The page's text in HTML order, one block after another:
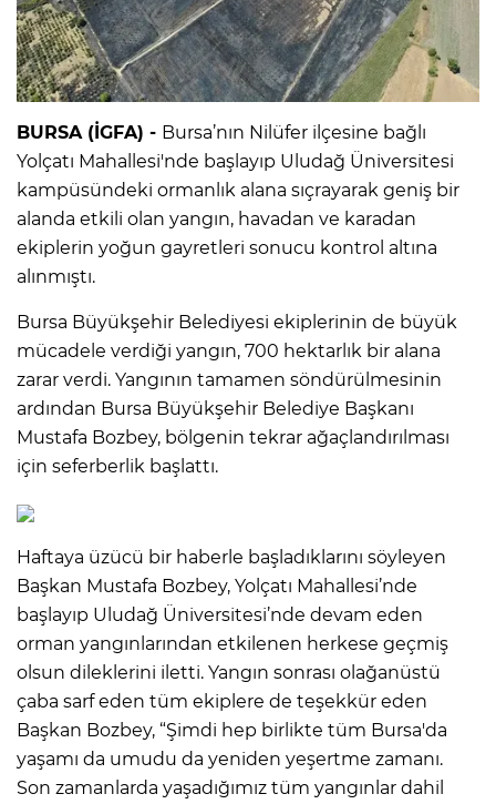
BURSA (İGFA) - Bursa’nın Nilüfer ilçesine bağlı
Yolçatı Mahallesi'nde başlayıp Uludağ Üniversitesi
kampüsündeki ormanlık alana sıçrayarak geniş bir
alanda etkili olan yangın, havadan ve karadan
ekiplerin yoğun gayretleri sonucu kontrol altına
alınmıştı.
Bursa Büyükşehir Belediyesi ekiplerinin de büyük
mücadele verdiği yangın, 700 hektarlık bir alana
zarar verdi. Yangının tamamen söndürülmesinin
ardından Bursa Büyükşehir Belediye Başkanı
Mustafa Bozbey, bölgenin tekrar ağaçlandırılması
için seferberlik başlattı.
Haftaya üzücü bir haberle başladıklarını söyleyen
Başkan Mustafa Bozbey, Yolçatı Mahallesi’nde
başlayıp Uludağ Üniversitesi’nde devam eden
orman yangınlarından etkilenen herkese geçmiş
olsun dileklerini iletti. Yangın sonrası olağanüstü
çaba sarf eden tüm ekiplere de teşekkür eden
Başkan Bozbey, “Şimdi hep birlikte tüm Bursa'da
yaşamı da umudu da yeniden yeşertme zamanı.
Son zamanlarda yaşadığımız tüm yangınlar dahil